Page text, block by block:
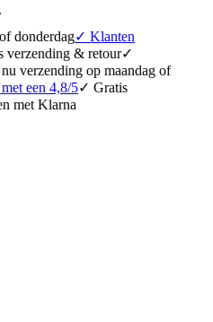
✓Klanten
& retour ✓
op maandag of
5✓Gratis